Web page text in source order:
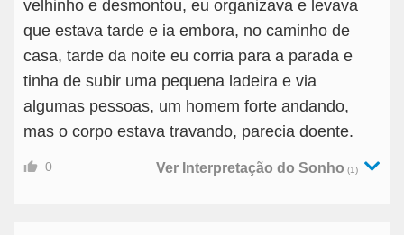
velhinho e desmontou, eu organizava e levava
que estava tarde e ia embora, no caminho de
casa, tarde da noite eu corria para a parada e
tinha de subir uma pequena ladeira e via
algumas pessoas, um homem forte andando,
mas o corpo estava travando, parecia doente.
0 Ver Interpretação do Sonho (1)